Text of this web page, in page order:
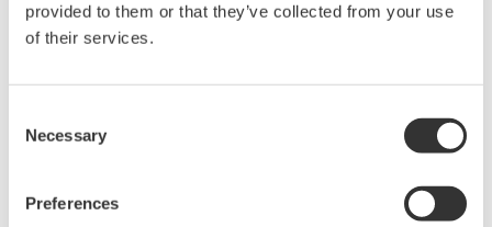
provided to them or that they’ve collected from your use
of their services.
Selection
Necessary
Preferences
und WT1800E